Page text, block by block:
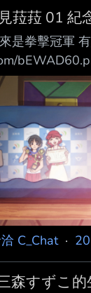
菈菈 01 紀
是拳擊冠軍
事 菈菈誕生
師味道
含到嘴裡然後
一次想咬人類(X
結局，
C_Chat·
森すずこ的